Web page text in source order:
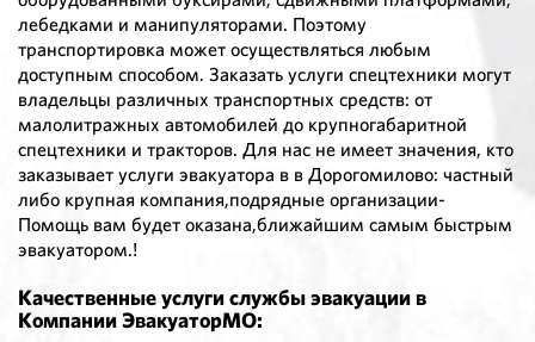
лебедками и манипуляторами. Поэтому
транспортировка может осуществляться любым
доступным способом. Заказать услуги спецтехники могут
владельцы различных транспортных средств: от
малолитражных автомобилей до крупногабаритной
спецтехники и тракторов. Для нас не имеет значения, кто
заказывает услуги эвакуатора в в Дорогомилово: частный
либо крупная компания,подрядные организации-
Помощь вам будет оказана,ближайшим самым быстрым
эвакуатором.!
Качественные услуги службы эвакуации в
Компании ЭвакуаторМО: